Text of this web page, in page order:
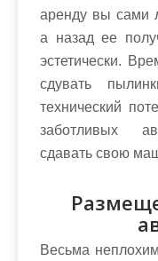
аренду вы сами
а назад ее
эстетически.
сдувать
технический
заботливых
сдавать свою
Весьма